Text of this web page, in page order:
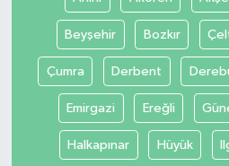
Beyşehir Bozkır
Çumra Derbent
Emirgazi Ereğli
Halkapınar Hüyük